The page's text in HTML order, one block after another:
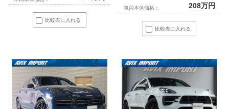
比較表に入れる
比較表に入れる
車両本体価格： 208万円